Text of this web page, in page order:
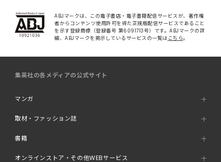
ABJマークは、この電子書店・電子書籍配信サービスが、著作権
者からコンテンツ使用許可を得た正規版配信サービスであること
を示す登録商標（登録番号 第6091713号）です。ABJマークの詳
細、ABJマークを掲示しているサービスの一覧は こちら。
集英社の各メディアの公式サイト
マンガ
取材・ファッション誌
書籍
オンラインストア・その他WEBサービス